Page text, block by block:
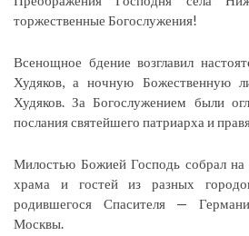
торжественные Богослужения!
Всенощное бдение возглавил
Худяков, а ночную Божественную
Худяков. За Богослужением были
послания святейшего патриарха и
Милостью Божией Господь собрал на
храма и гостей из разных
родившегося Спасителя —
Москвы.